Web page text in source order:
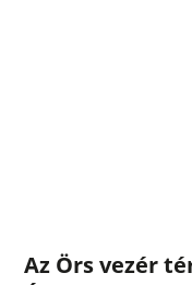
Az Örs vezér